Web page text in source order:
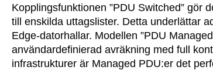
Kopplingsfunktionen ”PDU Switched” gör
till enskilda uttagslister. Detta underlättar
Edge-datorhallar. Modellen ”PDU
användardefinierad avräkning med full
infrastrukturer är Managed PDU:er det